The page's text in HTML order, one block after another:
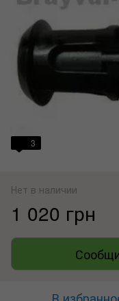
3
Нет в наличии
1 020 грн
В